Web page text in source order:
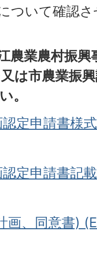
ついて確認
農業農村振興
は市農業振
。
定申請書様
定申請書記
画、同意書)